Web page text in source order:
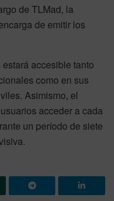
de TLMad, la
de emitir los
accesible tanto
como en sus
Asimismo, el
acceder a cada
un período de siete